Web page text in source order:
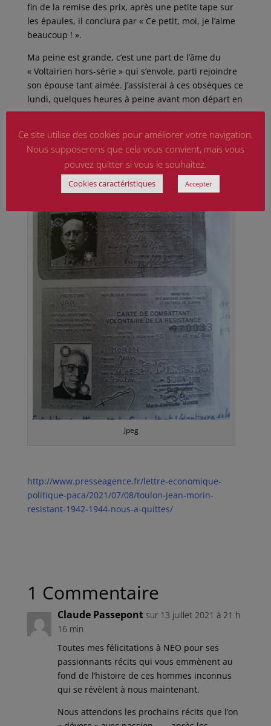
fin de la remise des prix, après une petite tape sur
les épaules, il conclura par « Ce petit, moi, je l’aime
beaucoup ! ».
Ma peine est grande, c’est une part de l’âme du
« Voltairien hors-série » qui s’envole, parti rejoindre
son épouse tant aimée. J’assisterai à ces obsèques ce
lundi, quelques heures à peine avant mon départ en
vacances.
Néo
Jpeg
http://www.presseagence.fr/lettre-economique-
politique-paca/2021/07/08/toulon-jean-morin-
resistant-1942-1944-nous-a-quittes/
1 Commentaire
Claude Passepont sur 13 juillet 2021 à 21 h
16 min
Toutes mes félicitations à NEO pour ses
passionnants récits qui vous emmènent au
fond de l’histoire de ces hommes inconnus
qui se révèlent à nous maintenant.
Nous attendons les prochains récits que l’on
Ce site utilise des cookies pour améliorer votre navigation.
Nous supposerons que cela vous convient, mais vous
pouvez quitter si vous le souhaitez.
Cookies caractéristiques Accepter